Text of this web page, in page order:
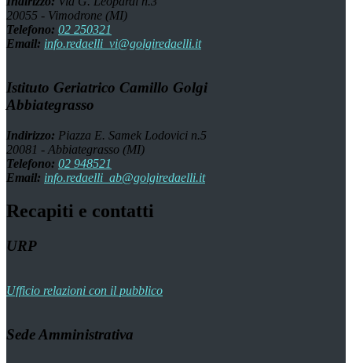
20055 - Vimodrone (MI)
Telefono: 02 250321
Email: info.redaelli_vi@golgiredaelli.it
Istituto Geriatrico Camillo Golgi
Abbiategrasso
Indirizzo: Piazza E. Samek Lodovici n.5
20081 - Abbiategrasso (MI)
Telefono: 02 948521
Email: info.redaelli_ab@golgiredaelli.it
Recapiti e contatti
URP
Ufficio relazioni con il pubblico
Sede Amministrativa